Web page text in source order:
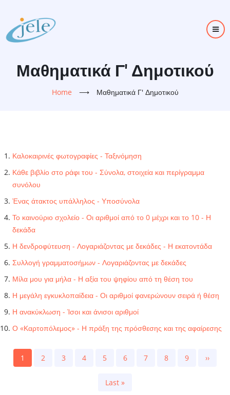
main
content
Μαθηματικά Γ' Δημοτικού
Home ⟶ Μαθηματικά Γ' Δημοτικού
Καλοκαιρινές φωτογραφίες - Ταξινόμηση
Κάθε βιβλίο στο ράφι του - Σύνολα, στοιχεία και περίγραμμα
συνόλου
Ένας άτακτος υπάλληλος - Υποσύνολα
Το καινούριο σχολείο - Οι αριθμοί από το 0 μέχρι και το 10 - Η
δεκάδα
Η δενδροφύτευση - Λογαριάζοντας με δεκάδες - Η εκατοντάδα
Συλλογή γραμματοσήμων - Λογαριάζοντας με δεκάδες
Μίλα μου για μήλα - Η αξία του ψηφίου από τη θέση του
Η μεγάλη εγκυκλοπαίδεια - Οι αριθμοί φανερώνουν σειρά ή θέση
Η ανακύκλωση - Ίσοι και άνισοι αριθμοί
Ο «Καρτοπόλεμος» - Η πράξη της πρόσθεσης και της αφαίρεσης
Current
1 Page
2 Page
3 Page
4 Page
5 Page
6 Page
7 Page
8 Page
9
Next
››
Last
Last »